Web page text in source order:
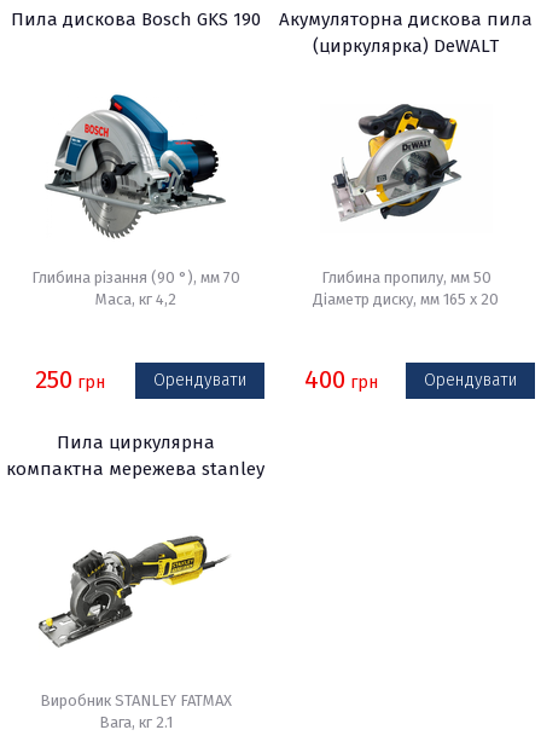
Пила дискова Bosch GKS 190
Глибина різання (90 °), мм 70
Маса, кг 4,2
250 грн Орендувати
Акумуляторна дискова пила
(циркулярка) DeWALT
Глибина пропилу, мм 50
Діаметр диску, мм 165 х 20
400 грн Орендувати
Пила циркулярна
компактна мережева stanley
Виробник STANLEY FATMAX
Вага, кг 2.1